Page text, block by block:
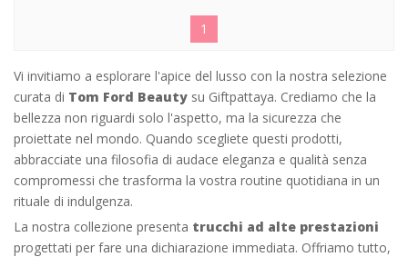
1
Vi invitiamo a esplorare l'apice del lusso con la nostra selezione
curata di Tom Ford Beauty su Giftpattaya. Crediamo che la
bellezza non riguardi solo l'aspetto, ma la sicurezza che
proiettate nel mondo. Quando scegliete questi prodotti,
abbracciate una filosofia di audace eleganza e qualità senza
compromessi che trasforma la vostra routine quotidiana in un
rituale di indulgenza.
La nostra collezione presenta trucchi ad alte prestazioni
progettati per fare una dichiarazione immediata. Offriamo tutto,